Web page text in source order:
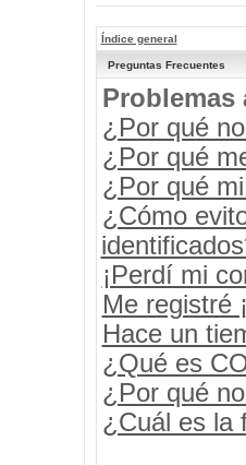
Índice general
Preguntas Frecuentes
Problemas
¿Por qué
¿Por qué
¿Por qué
¿Cómo
¡Perdí mi
Me registré
Hace un
¿Qué es
¿Por qué
¿Cuál es la